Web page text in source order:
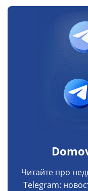
Читайте про
Telegram: